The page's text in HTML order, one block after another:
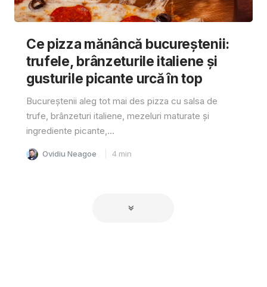
Ce pizza mănâncă bucureștenii:
trufele, brânzeturile italiene și
gusturile picante urcă în top
Bucureștenii aleg tot mai des pizza cu salsa de
trufe, brânzeturi italiene, mezeluri maturate și
ingrediente picante,...
Ovidiu Neagoe 4 min